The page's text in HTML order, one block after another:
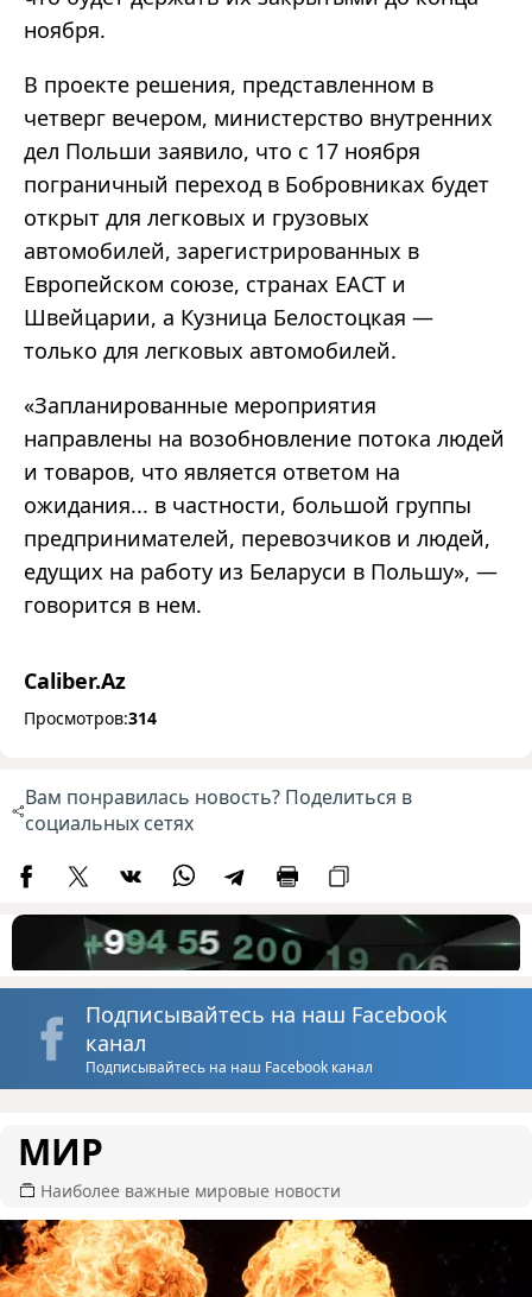
ноября.
В проекте решения, представленном в
четверг вечером, министерство внутренних
дел Польши заявило, что с 17 ноября
пограничный переход в Бобровниках будет
открыт для легковых и грузовых
автомобилей, зарегистрированных в
Европейском союзе, странах ЕАСТ и
Швейцарии, а Кузница Белостоцкая —
только для легковых автомобилей.
«Запланированные мероприятия
направлены на возобновление потока людей
и товаров, что является ответом на
ожидания... в частности, большой группы
предпринимателей, перевозчиков и людей,
едущих на работу из Беларуси в Польшу», —
говорится в нем.
Caliber.Az
Просмотров:314
Вам понравилась новость? Поделиться в
социальных сетях
Подписывайтесь на наш Facebook
канал
Подписывайтесь на наш Facebook канал
МИР
Наиболее важные мировые новости